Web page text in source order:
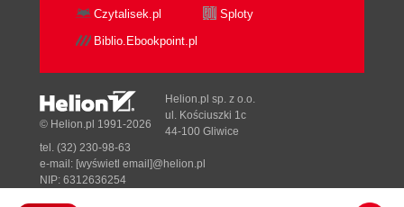
Czytalisek.pl
Sploty
Biblio.Ebookpoint.pl
© Helion.pl 1991-2026
Helion.pl sp. z o.o.
ul. Kościuszki 1c
44-100 Gliwice
tel. (32) 230-98-63
e-mail: [wyświetl email]@helion.pl
NIP: 6312636254